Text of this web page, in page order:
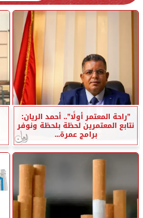
”راحة المعتمر أولًا”.. أحمد الريان:
نتابع المعتمرين لحظة بلحظة ونوفر
برامج عمرة...